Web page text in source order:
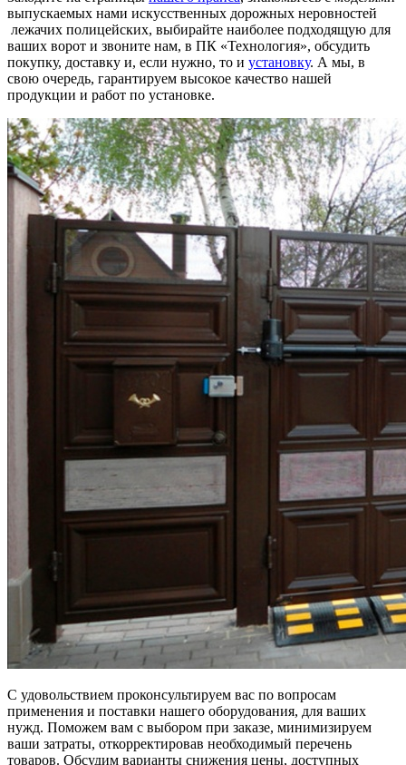
выпускаемых нами искусственных дорожных неровностей
лежачих полицейских, выбирайте наиболее подходящую для
ваших ворот и звоните нам, в ПК «Технология», обсудить
покупку, доставку и, если нужно, то и установку. А мы, в
свою очередь, гарантируем высокое качество нашей
продукции и работ по установке.
С удовольствием проконсультируем вас по вопросам
применения и поставки нашего оборудования, для ваших
нужд. Поможем вам с выбором при заказе, минимизируем
ваши затраты, откорректировав необходимый перечень
товаров. Обсудим варианты снижения цены, доступных